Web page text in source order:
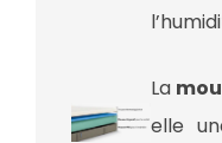
La
elle